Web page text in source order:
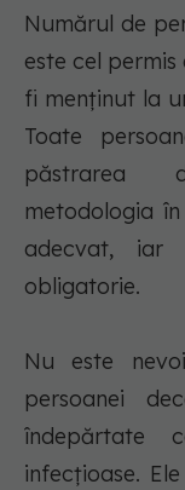
Numărul de
este cel
fi menţinut la
Toate
păstrarea
metodologia
adecvat, iar
obligatorie.
Nu este
persoanei
îndepărtate
infecţioase.